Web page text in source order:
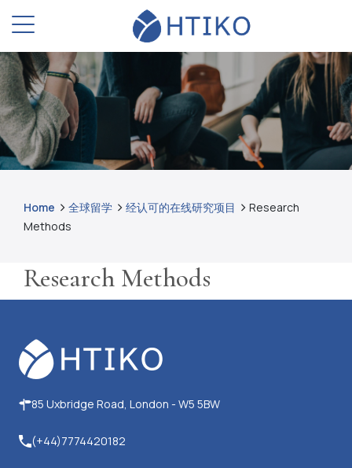
Home 全球留学 经认可的在线研究项目
Research
Methods
Research Methods
85 Uxbridge Road, London - W5 5BW
(+44)7774420182